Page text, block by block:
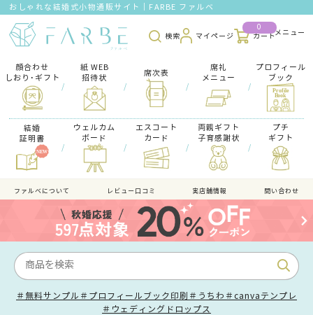
おしゃれな結婚式小物通販サイト｜FARBE ファルベ
検索 マイページ
0
カート
顔合わせ
しおり･ギフト
/
紙 WEB
招待状
/
席次表
/
席礼
メニュー
/
プロフィール
ブック
結婚
証明書
/
ウェルカム
ボード
/
エスコート
カード
/
両親ギフト
子育感謝状
/
プチ
ギフト
ファルべについて レビュー口コミ 実店舗情報 問い合わせ
＃無料サンプル ＃プロフィールブック印刷 ＃うちわ ＃canvaテンプレ
＃ウェディングドロップス